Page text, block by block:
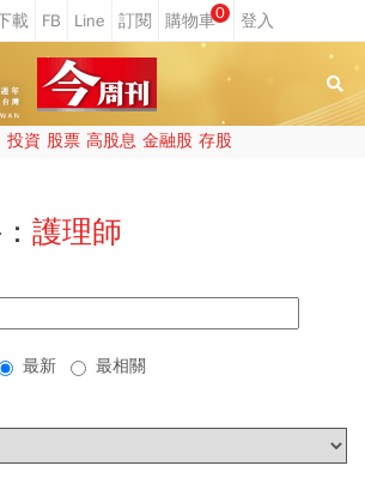
0
投資 股票 高股息 金融股 存股
護理師
最新 最相關